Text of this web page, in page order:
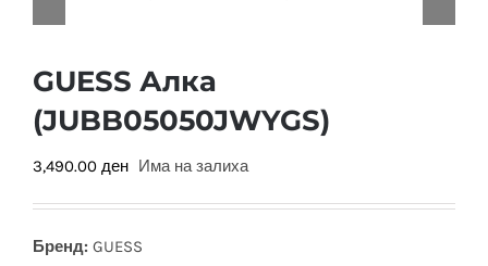
GUESS Алка
(JUBB05050JWYGS)
3,490.00 ден Има на залиха
Бренд: GUESS